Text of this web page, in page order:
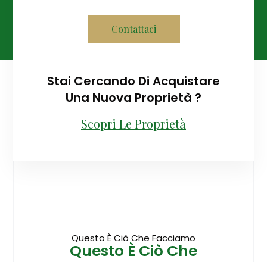
Contattaci
Stai Cercando Di Acquistare
Una Nuova Proprietà ?
Scopri Le Proprietà
Questo È Ciò Che Facciamo
Questo È Ciò Che